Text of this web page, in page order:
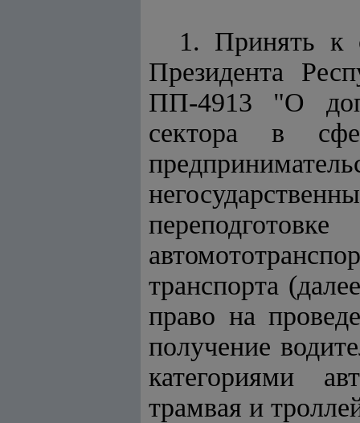
1. Принять к
Президента
ПП-4913 "О
сектора в
транспорта
право на
получение
категориями
трамвая и